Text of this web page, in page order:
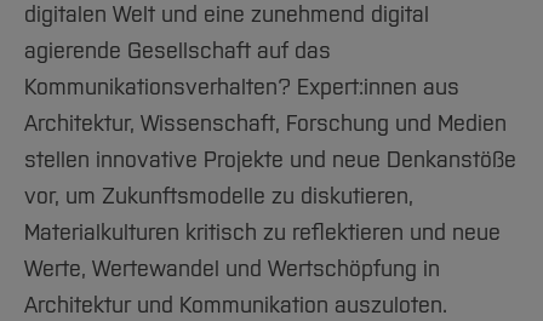
digitalen Welt und eine zunehmend digital
agierende Gesellschaft auf das
Kommunikationsverhalten? Expert:innen aus
Architektur, Wissenschaft, Forschung und Medien
stellen innovative Projekte und neue Denkanstöße
vor, um Zukunftsmodelle zu diskutieren,
Materialkulturen kritisch zu reflektieren und neue
Werte, Wertewandel und Wertschöpfung in
Architektur und Kommunikation auszuloten.